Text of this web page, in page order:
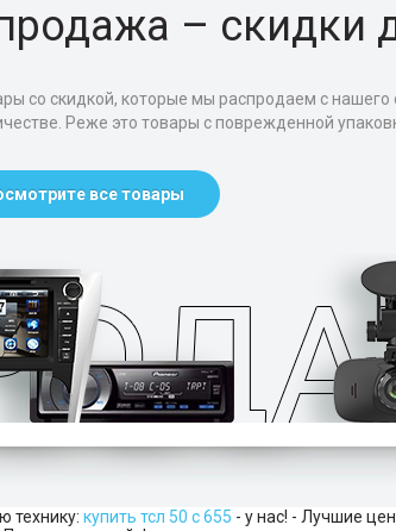
– скидки
со скидкой, которые мы распродаем с нашего
Реже это товары с поврежденной
все товары
технику: купить тсл 50 с 655 - у нас! - Лучшие